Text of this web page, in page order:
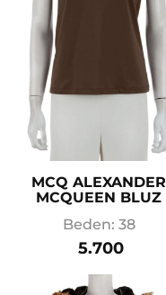
MCQ ALEXANDER
MCQUEEN BLUZ
Beden: 38
5.700